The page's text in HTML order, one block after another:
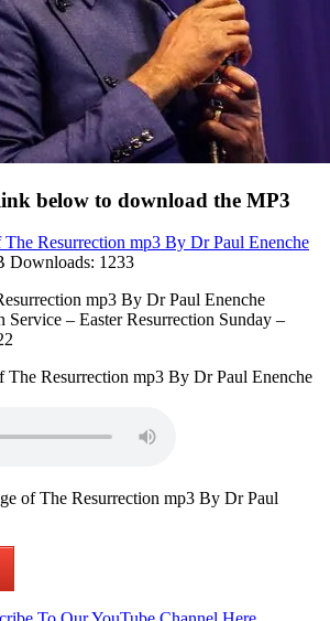
below to download the MP3
The Resurrection mp3 By Dr Paul Enenche
Downloads: 1233
mp3 By Dr Paul Enenche
– Easter Resurrection Sunday –
The Resurrection mp3 By Dr Paul Enenche
of The Resurrection mp3 By Dr Paul